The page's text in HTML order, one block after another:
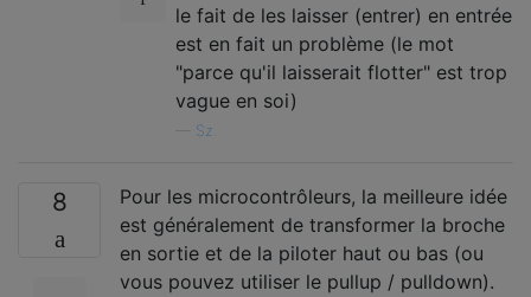
le fait de les laisser (entrer) en entrée
est en fait un problème (le mot
"parce qu'il laisserait flotter" est trop
vague en soi)
Sz.
8
Pour les microcontrôleurs, la meilleure idée
est généralement de transformer la broche
en sortie et de la piloter haut ou bas (ou
vous pouvez utiliser le pullup / pulldown).